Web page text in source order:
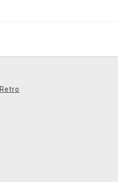
Retro